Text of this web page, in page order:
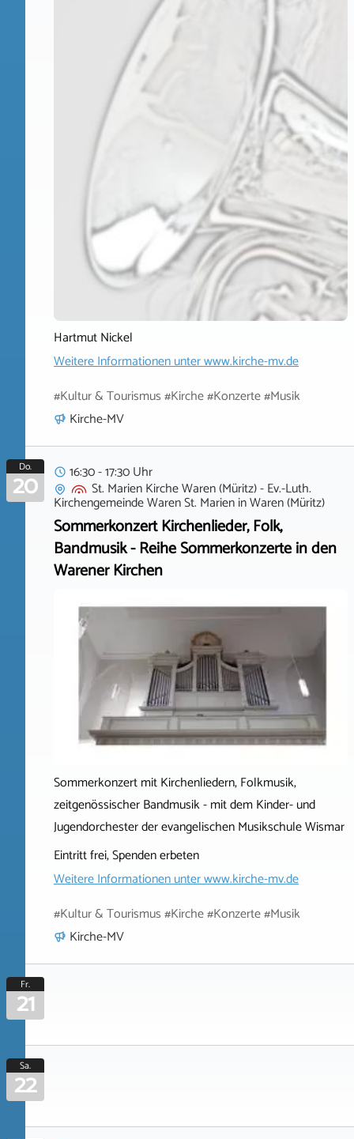
Hartmut Nickel
Weitere Informationen unterwww.kirche-mv.de
#Kultur & Tourismus #Kirche #Konzerte #Musik
Kirche-MV
Do.
20
16:30 - 17:30 Uhr
St. Marien Kirche Waren (Müritz) - Ev.-Luth.
Kirchengemeinde Waren St. MarieninWaren (Müritz)
Sommerkonzert Kirchenlieder, Folk,
Bandmusik - Reihe Sommerkonzerte in den
Warener Kirchen
Sommerkonzert mit Kirchenliedern, Folkmusik,
zeitgenössischer Bandmusik - mit dem Kinder- und
Jugendorchester der evangelischen Musikschule Wismar
Eintritt frei, Spenden erbeten
Weitere Informationen unterwww.kirche-mv.de
#Kultur & Tourismus #Kirche #Konzerte #Musik
Kirche-MV
Fr.
21
Sa.
22